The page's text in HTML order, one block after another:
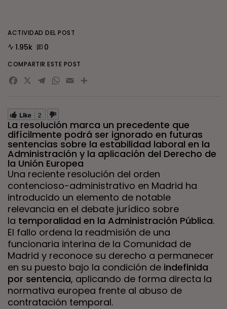
Like 2
La resolución marca un precedente que
difícilmente podrá ser ignorado en futuras
sentencias sobre la estabilidad laboral en la
Administración y la aplicación del Derecho de
la Unión Europea
Una reciente resolución del orden
contencioso-administrativo en Madrid ha
introducido un elemento de notable
relevancia en el debate jurídico sobre
la temporalidad en la Administración Pública.
El fallo ordena la readmisión de una
funcionaria interina de la Comunidad de
Madrid y reconoce su derecho a permanecer
en su puesto bajo la condición de indefinida
por sentencia, aplicando de forma directa la
normativa europea frente al abuso de
contratación temporal.
ACTIVIDAD DEL POST
1.95k 0
COMPARTIR ESTE POST
Facebook
X Telegram
WhatsApp
EmailCompartir